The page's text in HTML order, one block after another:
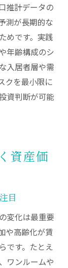
推計データの
測が長期的な
めです。実践
年齢構成のシ
入居者層や需
クを最小限に
資判断が可能
資産価
目
変化は最重要
や高齢化が賃
です。たとえ
ワンルームや